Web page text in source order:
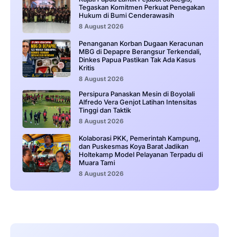
Tegaskan Komitmen Perkuat Penegakan
Hukum di Bumi Cenderawasih
8 August 2026
Penanganan Korban Dugaan Keracunan
MBG di Depapre Berangsur Terkendali,
Dinkes Papua Pastikan Tak Ada Kasus
Kritis
8 August 2026
Persipura Panaskan Mesin di Boyolali
Alfredo Vera Genjot Latihan Intensitas
Tinggi dan Taktik
8 August 2026
Kolaborasi PKK, Pemerintah Kampung,
dan Puskesmas Koya Barat Jadikan
Holtekamp Model Pelayanan Terpadu di
Muara Tami
8 August 2026